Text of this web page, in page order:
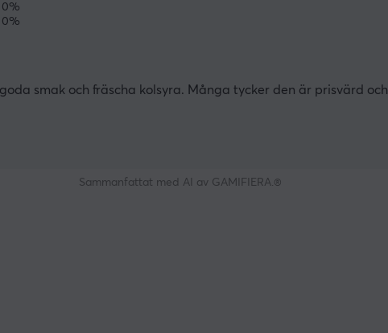
0%
0%
smak och fräscha kolsyra. Många tycker den är prisvärd och
Sammanfattat med AI av GAMIFIERA.®